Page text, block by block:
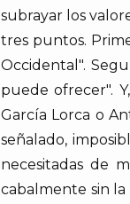
subrayar los
tres puntos.
Occidental".
puede ofrecer".
García Lorca o
señalado,
necesitadas de
cabalmente sin